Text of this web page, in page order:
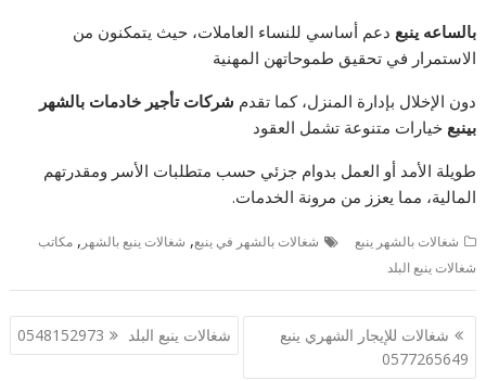
بالساعه ينبع دعم أساسي للنساء العاملات، حيث يتمكنون من
الاستمرار في تحقيق طموحاتهن المهنية
دون الإخلال بإدارة المنزل، كما تقدم شركات تأجير خادمات بالشهر
بينبع خيارات متنوعة تشمل العقود
طويلة الأمد أو العمل بدوام جزئي حسب متطلبات الأسر ومقدرتهم
المالية، مما يعزز من مرونة الخدمات.
شغالات بالشهر ينبع شغالات بالشهر في ينبع, شغالات ينبع بالشهر ,مكاتب
شغالات ينبع البلد
تصفّح
المقالات
شغالات للإيجار الشهري ينبع
0577265649
شغالات ينبع البلد 0548152973